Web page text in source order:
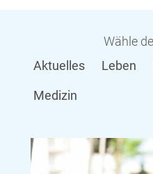
Wähle
Aktuelles
Leben
Medizin